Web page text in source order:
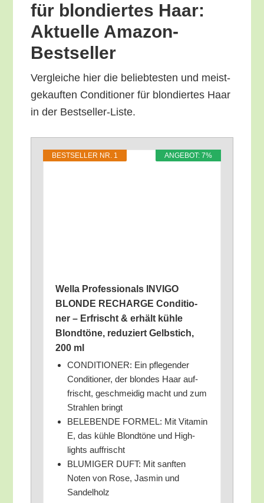
für blon­dier­tes Haar:
Aktu­el­le Amazon-
Bestseller
Ver­glei­che hier die belieb­tes­ten und meist­
ge­kauf­ten Con­di­tio­ner für blon­dier­tes Haar
in der Bestseller-Liste.
ANGE­BOT: 7%
BEST­SEL­LER NR. 1
Wel­la Pro­fes­sio­nals INVIGO
BLONDE RECHARGE Con­di­tio­
ner – Erfrischt & erhält küh­le
Blond­tö­ne, redu­ziert Gelb­stich,
200 ml
CONDITIONER: Ein pfle­gen­der
Con­di­tio­ner, der blon­des Haar auf­
frischt, geschmei­dig macht und zum
Strah­len bringt
BELEBENDE FORMEL: Mit Vit­amin
E, das küh­le Blond­tö­ne und High­
lights auffrischt
BLUMIGER DUFT: Mit sanf­ten
Noten von Rose, Jas­min und
Sandelholz